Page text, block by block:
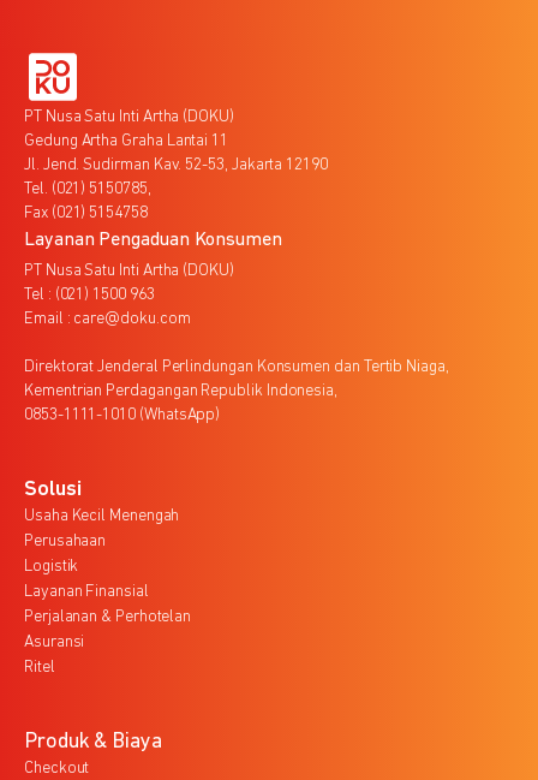
PT Nusa Satu Inti Artha (DOKU)
Gedung Artha Graha Lantai 11
Jl. Jend. Sudirman Kav. 52-53, Jakarta 12190
Tel. (021) 5150785,
Fax (021) 5154758
Layanan Pengaduan Konsumen
PT Nusa Satu Inti Artha (DOKU)
Tel : (021) 1500 963
Email : care@doku.com
Direktorat Jenderal Perlindungan Konsumen dan Tertib Niaga,
Kementrian Perdagangan Republik Indonesia,
0853-1111-1010 (WhatsApp)
Solusi
Usaha Kecil Menengah
Perusahaan
Logistik
Layanan Finansial
Perjalanan & Perhotelan
Asuransi
Ritel
Produk & Biaya
Checkout